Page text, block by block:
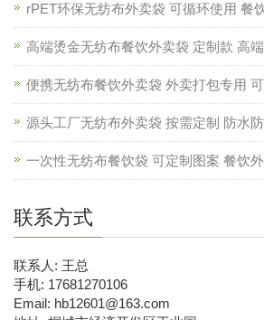
rPET环保无纺布外卖袋 可循环使用 餐
高端烫金无纺布餐饮外卖袋 定制款 高
便携无纺布餐饮外卖袋 外卖打包专用
源头工厂无纺布外卖袋 按需定制 防水
一次性无纺布餐饮袋 可定制图案 餐饮
联系方式
联系人: 王总
手机: 17681270106
Email: hb12601@163.com